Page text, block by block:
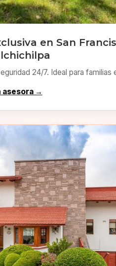
en San
24/7. Ideal para familias
asesora →